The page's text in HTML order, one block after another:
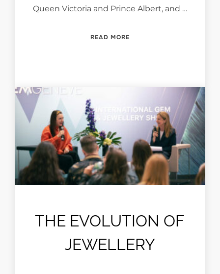
Queen Victoria and Prince Albert, and …
READ MORE
THE EVOLUTION OF
JEWELLERY